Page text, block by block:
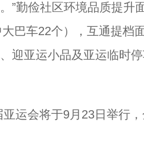
”勤俭社区环境品质提升
巴车22个），互通提档
迎亚运小品及亚运临时
会将于9月23日举行，